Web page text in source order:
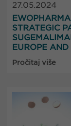
27.05.2024
STRATEGIC
EUROPE
Pročitaj više